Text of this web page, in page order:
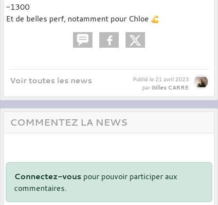
-1300
Et de belles perf, notamment pour Chloe
Voir toutes les news Publié le 21 avril 2023
par Gilles CARRE
COMMENTEZ LA NEWS
Connectez-vous pour pouvoir participer aux
commentaires.